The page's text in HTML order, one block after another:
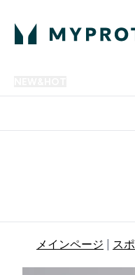
メインページ ス